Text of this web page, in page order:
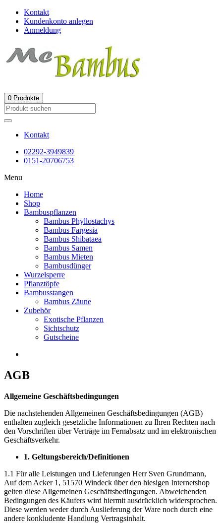
Kontakt
Kundenkonto anlegen
Anmeldung
0 Produkte
Kontakt
02292-3949839
0151-20706753
Menu
Home
Shop
Bambuspflanzen
Bambus Phyllostachys
Bambus Fargesia
Bambus Shibataea
Bambus Samen
Bambus Mieten
Bambusdünger
Wurzelsperre
Pflanztöpfe
Bambusstangen
Bambus Zäune
Zubehör
Exotische Pflanzen
Sichtschutz
Gutscheine
AGB
Allgemeine Geschäftsbedingungen
Die nachstehenden Allgemeinen Geschäftsbedingungen (AGB)
enthalten zugleich gesetzliche Informationen zu Ihren Rechten nach
den Vorschriften über Verträge im Fernabsatz und im elektronischen
Geschäftsverkehr.
1. Geltungsbereich/Definitionen
1.1 Für alle Leistungen und Lieferungen Herr Sven Grundmann,
Auf dem Acker 1, 51570 Windeck über den hiesigen Internetshop
gelten diese Allgemeinen Geschäftsbedingungen. Abweichenden
Bedingungen des Käufers wird hiermit ausdrücklich widersprochen.
Diese werden weder durch Auslieferung der Ware noch durch eine
andere konkludente Handlung Vertragsinhalt.